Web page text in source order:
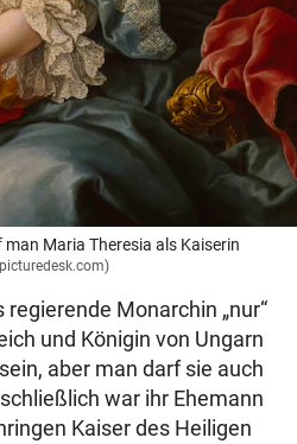
Maria Theresia als Kaiserin
Monarchin „nur“
und Königin von Ungarn
aber man darf sie auch
war ihr Ehemann
Kaiser des Heiligen